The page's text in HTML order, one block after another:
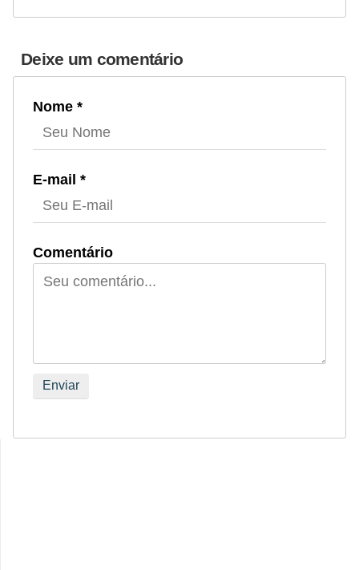
Deixe um comentário
Nome *
E-mail *
Comentário
r
e
c
m
p
n
s